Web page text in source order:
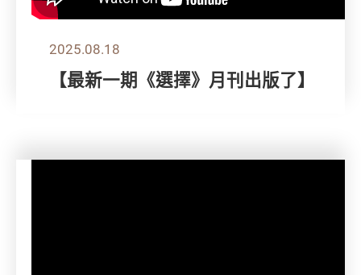
2025.08.18
【最新一期《選擇》月刊出版了】